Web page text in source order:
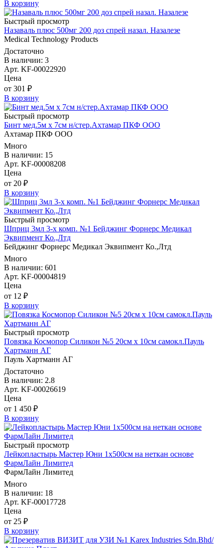
В корзину
Быстрый просмотр
Назаваль плюс 500мг 200 доз спрей назал. Назалезе
Medical Technology Products
Достаточно
В наличии: 3
Арт. KF-00022920
Цена
от 301 ₽
В корзину
Быстрый просмотр
Бинт мед.5м х 7см н/стер.Ахтамар ПКФ ООО
Ахтамар ПКФ ООО
Много
В наличии: 15
Арт. KF-00008208
Цена
от 20 ₽
В корзину
Быстрый просмотр
Шприц 3мл 3-х комп. №1 Бейджинг Форнерс Медикал
Эквипмент Ко.,Лтд
Бейджинг Форнерс Медикал Эквипмент Ко.,Лтд
Много
В наличии: 601
Арт. KF-00004819
Цена
от 12 ₽
В корзину
Быстрый просмотр
Повязка Космопор Силикон №5 20см х 10см самокл.Пауль
Хартманн AГ
Пауль Хартманн AГ
Достаточно
В наличии: 2.8
Арт. KF-00026619
Цена
от 1 450 ₽
В корзину
Быстрый просмотр
Лейкопластырь Мастер Юни 1х500см на неткан основе
ФармЛайн Лимитед
ФармЛайн Лимитед
Много
В наличии: 18
Арт. KF-00017728
Цена
от 25 ₽
В корзину